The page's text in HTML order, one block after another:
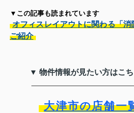
▼この記事も読まれています
オフィスレイアウトに関わる「
ご紹介
▼ 物件情報が見たい方はこ
大津市の店舗一